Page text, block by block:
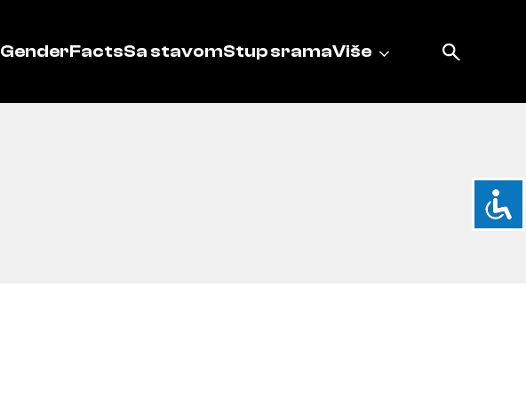
GenderFactsSa stavomStup sramaViše